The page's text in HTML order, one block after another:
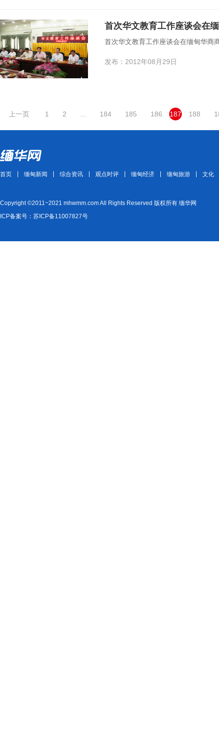
首次华文教育工作座谈会在
首次华文教育工作座谈会在缅甸华商
发布：2012年08月29日
上一页 1 2 184 185 186 187 188
首页 缅甸新闻 综合资讯 观点时评 缅甸经济 缅甸旅游 文化
Copyright ©2011~2021 mhwmm.com All Rights Reserved 版权所有 缅华网
ICP备案号：苏ICP备11007827号